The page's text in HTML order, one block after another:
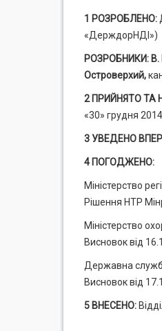
1 РОЗРОБЛЕНО:
«ДерждорНДІ»)
РОЗРОБНИКИ:
Островерхий,
2 ПРИЙНЯТО ТА
«30» грудня
3 УВЕДЕНО
4 ПОГОДЖЕНО:
Міністерство
Рішення НТР
Міністерство
Висновок від
Державна
Висновок від
5 ВНЕСЕНО: